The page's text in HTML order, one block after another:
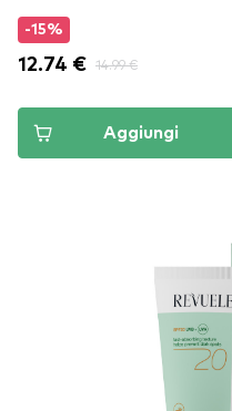
-15%
12.74 € 14.99 €
Aggiungi